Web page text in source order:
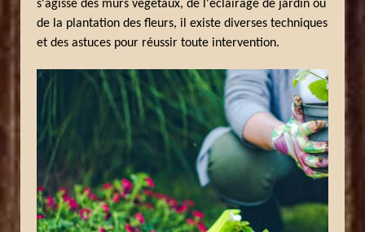
s'agisse des murs végétaux, de l'éclairage de jardin ou
de la plantation des fleurs, il existe diverses techniques
et des astuces pour réussir toute intervention.